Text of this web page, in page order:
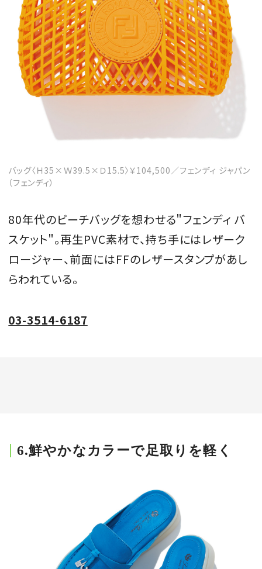
バッグ〈Ｈ35×Ｗ39.5×Ｄ15.5〉￥104,500／フェンディ ジャパン
（フェンディ）
80年代のビーチバッグを想わせる＂フェンディ バ
スケット＂。再生PVC素材で、持ち手にはレザーク
ロージャー、前面にはFFのレザースタンプがあし
らわれている。
03-3514-6187
6.鮮やかなカラーで足取りを軽く